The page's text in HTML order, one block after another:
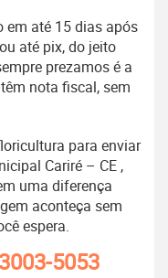
em até 15 dias após
até pix, do jeito
prezamos é a
nota fiscal, sem
para enviar
Cariré – CE ,
uma diferença
aconteça sem
espera.
5053